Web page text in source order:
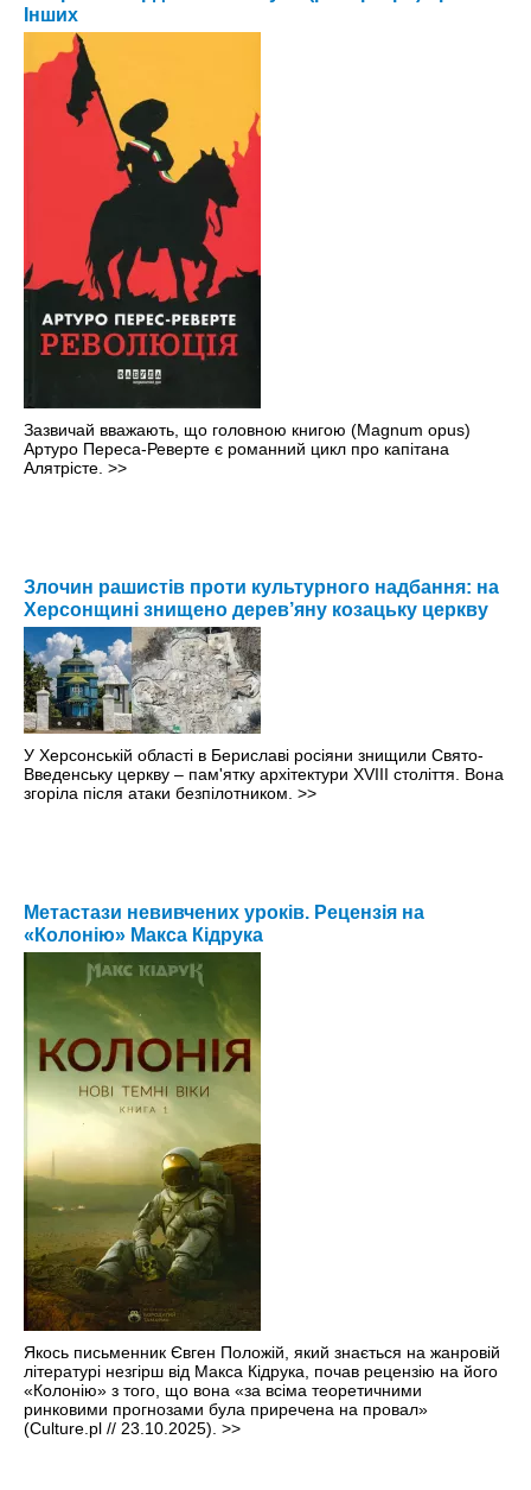
Інших
Зазвичай вважають, що головною книгою (Magnum opus)
Артуро Переса-Реверте є романний цикл про капітана
Алятрісте. >>
Злочин рашистів проти культурного надбання: на
Херсонщині знищено дерев’яну козацьку церкву
У Херсонській області в Бериславі росіяни знищили Свято-
Введенську церкву – пам'ятку архітектури XVIII століття. Вона
згоріла після атаки безпілотником. >>
Метастази невивчених уроків. Рецензія на
«Колонію» Макса Кідрука
Якось письменник Євген Положій, який знається на жанровій
літературі незгірш від Макса Кідрука, почав рецензію на його
«Колонію» з того, що вона «за всіма теоретичними
ринковими прогнозами була приречена на провал»
(Culture.pl // 23.10.2025). >>